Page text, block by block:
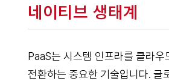
네이티브 생태계
PaaS는 시스템 인프라를 클라우
전환하는 중요한 기술입니다. 글